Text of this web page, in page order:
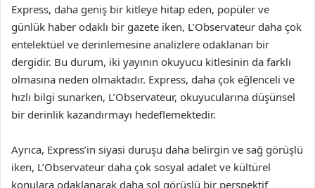
Express, daha geniş bir kitleye hitap eden, popüler ve
günlük haber odaklı bir gazete iken, L’Observateur daha çok
entelektüel ve derinlemesine analizlere odaklanan bir
dergidir. Bu durum, iki yayının okuyucu kitlesinin da farklı
olmasına neden olmaktadır. Express, daha çok eğlenceli ve
hızlı bilgi sunarken, L’Observateur, okuyucularına düşünsel
bir derinlik kazandırmayı hedeflemektedir.
Ayrıca, Express’in siyasi duruşu daha belirgin ve sağ görüşlü
iken, L’Observateur daha çok sosyal adalet ve kültürel
konulara odaklanarak daha sol görüşlü bir perspektif